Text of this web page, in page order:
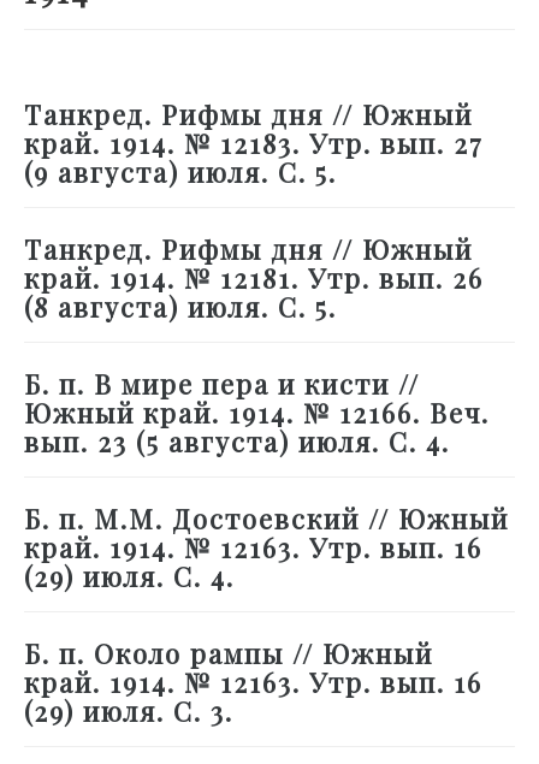
Танкред. Рифмы дня // Южный
край. 1914. № 12183. Утр. вып. 27
(9 августа) июля. С. 5.
Танкред. Рифмы дня // Южный
край. 1914. № 12181. Утр. вып. 26
(8 августа) июля. С. 5.
Б. п. В мире пера и кисти //
Южный край. 1914. № 12166. Веч.
вып. 23 (5 августа) июля. С. 4.
Б. п. М.М. Достоевский // Южный
край. 1914. № 12163. Утр. вып. 16
(29) июля. С. 4.
Б. п. Около рампы // Южный
край. 1914. № 12163. Утр. вып. 16
(29) июля. С. 3.